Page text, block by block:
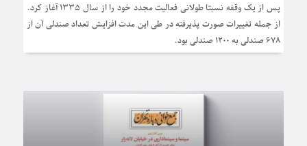
پس از یک وقفه نسبتا طولانی فعالیت مجدد خود را از سال ۱۳۳۵ آغاز کرد.
از جمله تغییرات صورت پذیرفته در طی این مدت افزایش تعداد صندلی آن از
۶۷۸ صندلی به ۱۲۰۰ صندلی بود.